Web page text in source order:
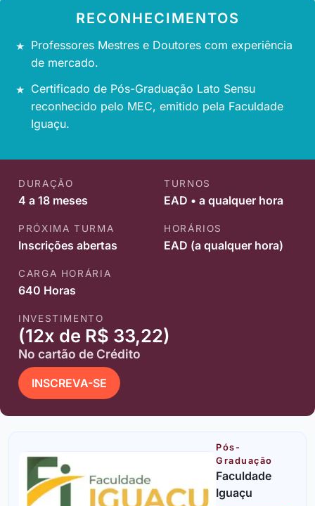
RECONHECIMENTOS
Professores Mestres e Doutores com experiência
de mercado.
Certificado de Pós-Graduação Lato Sensu
reconhecido pelo MEC, emitido pela Faculdade
Iguaçu.
DURAÇÃO
4 a 18 meses
TURNOS
EAD • a qualquer hora
PRÓXIMA TURMA
Inscrições abertas
HORÁRIOS
EAD (a qualquer hora)
CARGA HORÁRIA
640 Horas
INVESTIMENTO
(12x de R$ 33,22)
No cartão de Crédito
INSCREVA-SE
Pós-
Graduação
Faculdade
Iguaçu